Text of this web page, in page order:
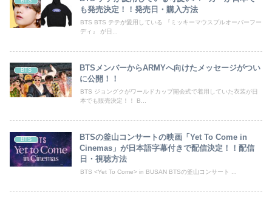
も発売決定！！発売日・購入方法
BTS BTS テテが愛用している 『ミッキーマウスプルオーバーフー
ディ』 が日...
BTS
BTSメンバーからARMYへ向けたメッセージがつい
に公開！！
BTS ジョングクがワールドカップ開会式で着用していた衣装が日
本でも販売決定！！ B...
BTS
BTSの釜山コンサートの映画「Yet To Come in
Cinemas」が日本語字幕付きで配信決定！！配信
日・視聴方法
BTS <Yet To Come> in BUSAN BTSの釜山コンサート ...